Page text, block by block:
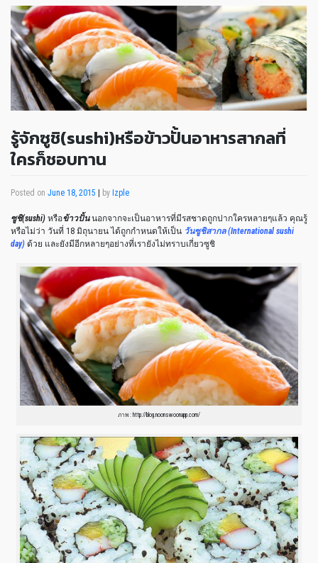
รู้จักซูชิ(sushi)หรือข้าวปั้นอาหารสากลที่
ใครก็ชอบทาน
Posted on June 18, 2015 by Izple
ซูชิ(sushi) หรือข้าวปั้นนอกจากจะเป็นอาหารที่มีรสชาดถูกปากใครหลายๆแล้ว คุณรู้
หรือไม่ว่า วันที่ 18 มิถุนายน ได้ถูกกำหนดให้เป็น วันซูชิสากล (International sushi
day) ด้วย และยังมีอีกหลายๆอย่างที่เรายังไม่ทราบเกี่ยวซูชิ
ภาพ : http://blog.noonswoonapp.com/